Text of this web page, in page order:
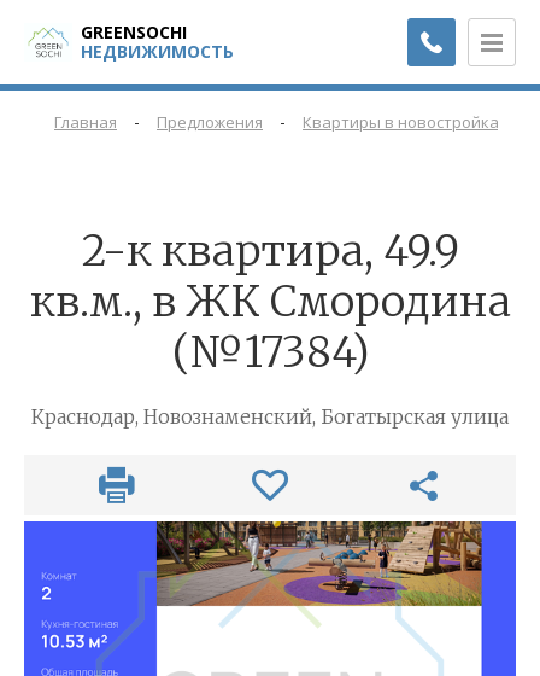
GREENSOCHI
НЕДВИЖИМОСТЬ
Главная - Предложения - Квартиры в новостройках
2-к квартира, 49.9
кв.м., в ЖК Смородина
(№17384)
Краснодар, Новознаменский, Богатырская улица